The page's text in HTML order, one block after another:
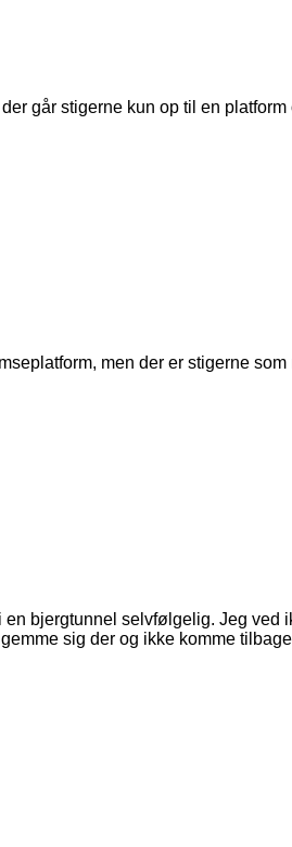
går stigerne kun op til en
men der er stigerne som
bjergtunnel selvfølgelig. Jeg
sig der og ikke komme